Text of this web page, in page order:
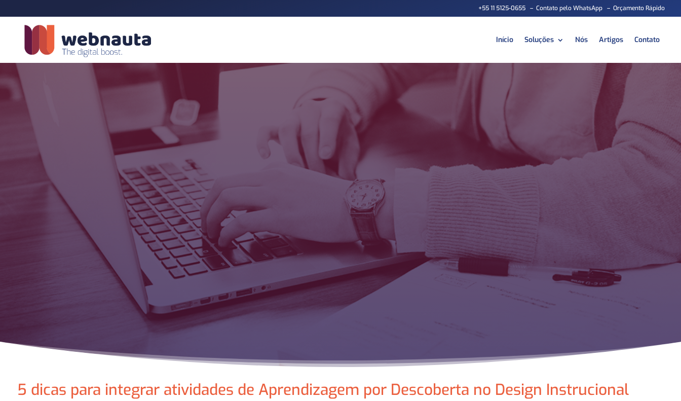
+55 11 5125-0655 – Contato pelo WhatsApp – Orçamento Rápido
Início Soluções Nós Artigos Contato
5 dicas para integrar atividades de Aprendizagem por Descoberta no Design Instrucional